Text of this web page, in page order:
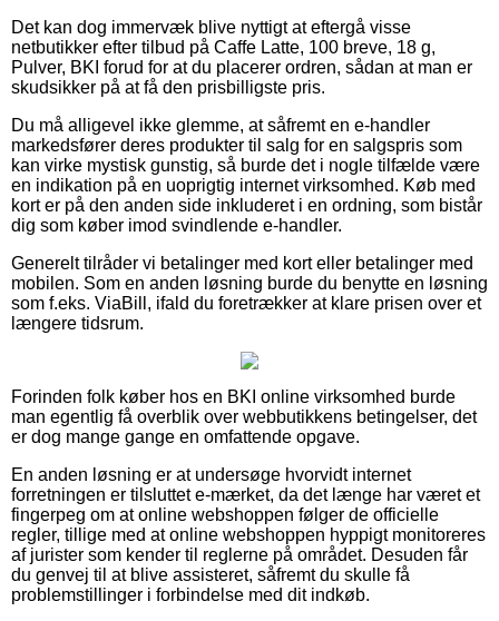
Det kan dog immervæk blive nyttigt at eftergå visse
netbutikker efter tilbud på Caffe Latte, 100 breve, 18 g,
Pulver, BKI forud for at du placerer ordren, sådan at man er
skudsikker på at få den prisbilligste pris.
Du må alligevel ikke glemme, at såfremt en e-handler
markedsfører deres produkter til salg for en salgspris som
kan virke mystisk gunstig, så burde det i nogle tilfælde være
en indikation på en uoprigtig internet virksomhed. Køb med
kort er på den anden side inkluderet i en ordning, som bistår
dig som køber imod svindlende e-handler.
Generelt tilråder vi betalinger med kort eller betalinger med
mobilen. Som en anden løsning burde du benytte en løsning
som f.eks. ViaBill, ifald du foretrækker at klare prisen over et
længere tidsrum.
Forinden folk køber hos en BKI online virksomhed burde
man egentlig få overblik over webbutikkens betingelser, det
er dog mange gange en omfattende opgave.
En anden løsning er at undersøge hvorvidt internet
forretningen er tilsluttet e-mærket, da det længe har været et
fingerpeg om at online webshoppen følger de officielle
regler, tillige med at online webshoppen hyppigt monitoreres
af jurister som kender til reglerne på området. Desuden får
du genvej til at blive assisteret, såfremt du skulle få
problemstillinger i forbindelse med dit indkøb.